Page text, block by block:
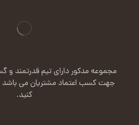
مجموعه مدکور دارای تیم قدرتمند و
جهت کسب اعتماد مشتریان می باشد
کنید.